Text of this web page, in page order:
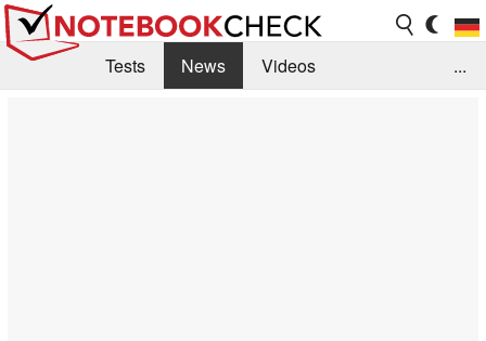
Tests News
Videos
...